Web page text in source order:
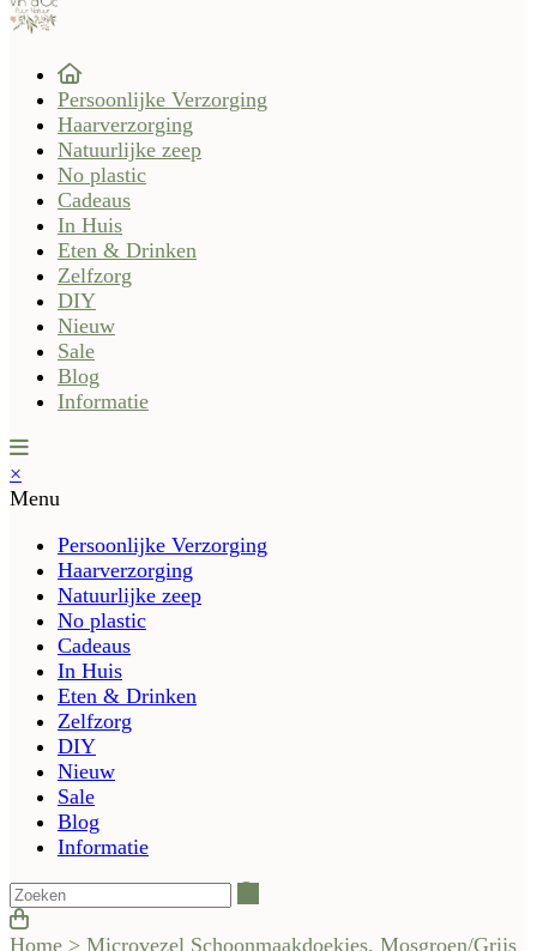
Persoonlijke Verzorging
Haarverzorging
Natuurlijke zeep
No plastic
Cadeaus
In Huis
Eten & Drinken
Zelfzorg
DIY
Nieuw
Sale
Blog
Informatie
×
Menu
Persoonlijke Verzorging
Haarverzorging
Natuurlijke zeep
No plastic
Cadeaus
In Huis
Eten & Drinken
Zelfzorg
DIY
Nieuw
Sale
Blog
Informatie
Home > Microvezel Schoonmaakdoekjes, Mosgroen/Grijs